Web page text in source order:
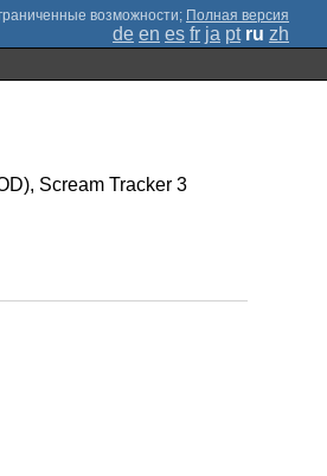
; Полная версия
de en es fr ja pt ru zh
Scream Tracker 3